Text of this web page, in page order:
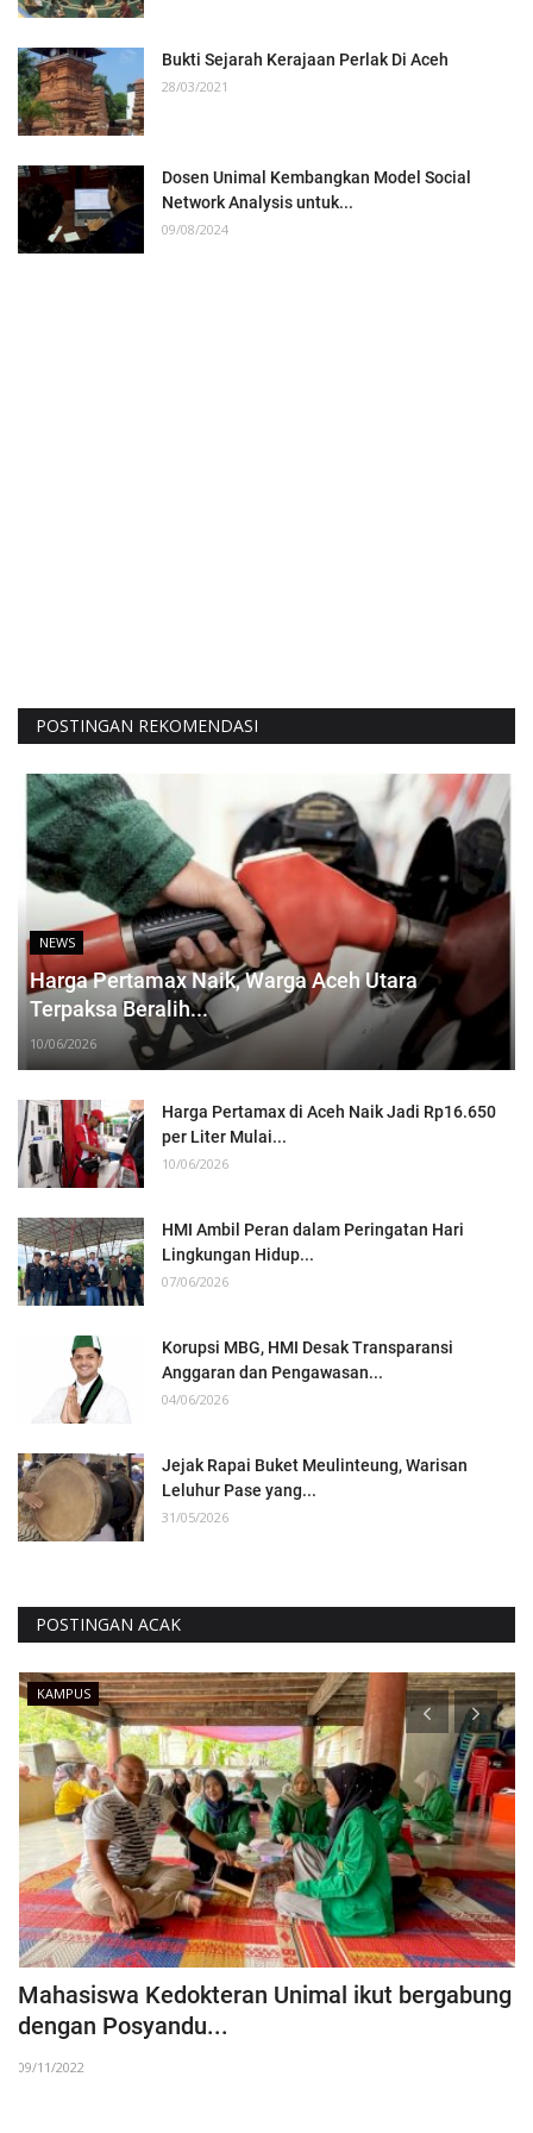
Bukti Sejarah Kerajaan Perlak Di Aceh
28/03/2021
Dosen Unimal Kembangkan Model Social
Network Analysis untuk...
09/08/2024
POSTINGAN REKOMENDASI
NEWS
Harga Pertamax Naik, Warga Aceh Utara
Terpaksa Beralih...
10/06/2026
Harga Pertamax di Aceh Naik Jadi Rp16.650
per Liter Mulai...
10/06/2026
HMI Ambil Peran dalam Peringatan Hari
Lingkungan Hidup...
07/06/2026
Korupsi MBG, HMI Desak Transparansi
Anggaran dan Pengawasan...
04/06/2026
Jejak Rapai Buket Meulinteung, Warisan
Leluhur Pase yang...
31/05/2026
POSTINGAN ACAK
KAMPUS
Mahasiswa Kedokteran Unimal ikut bergabung
dengan Posyandu...
09/11/2022